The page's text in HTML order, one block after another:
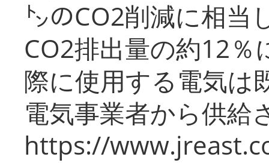
㌧のCO2削減に相当
CO2排出量の約12％
際に使用する電気は
電気事業者から供給
https://